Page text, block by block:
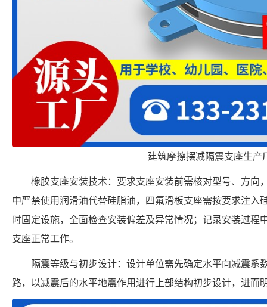
建筑摩擦摆减隔震支座生产
橡胶支座安装技术：要求支座安装前需核对型号、方向
中严禁使用润滑油代替硅脂油，四氟滑板支座需按要求注入
时固定设施，全面检查安装偏差及异常情况；记录安装过程
支座正常工作。
隔震等级与初步设计：设计单位需先确定水平向减震系
路，以减震后的水平地震作用进行上部结构初步设计，进而